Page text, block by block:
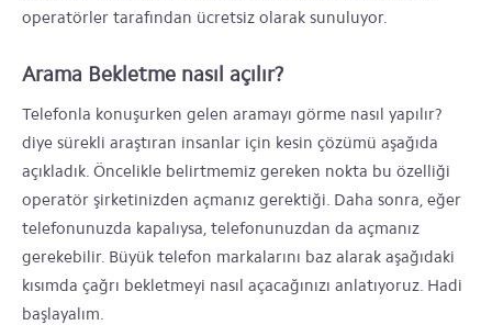
operatörler tarafından ücretsiz olarak sunuluyor.
Arama Bekletme nasıl açılır?
Telefonla konuşurken gelen aramayı görme nasıl yapılır?
diye sürekli araştıran insanlar için kesin çözümü aşağıda
açıkladık. Öncelikle belirtmemiz gereken nokta bu özelliği
operatör şirketinizden açmanız gerektiği. Daha sonra, eğer
telefonunuzda kapalıysa, telefonunuzdan da açmanız
gerekebilir. Büyük telefon markalarını baz alarak aşağıdaki
kısımda çağrı bekletmeyi nasıl açacağınızı anlatıyoruz. Hadi
başlayalım.